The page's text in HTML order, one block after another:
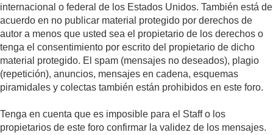
internacional o federal de los Estados Unidos. También está de
acuerdo en no publicar material protegido por derechos de
autor a menos que usted sea el propietario de los derechos o
tenga el consentimiento por escrito del propietario de dicho
material protegido. El spam (mensajes no deseados), plagio
(repetición), anuncios, mensajes en cadena, esquemas
piramidales y colectas también están prohibidos en este foro.
Tenga en cuenta que es imposible para el Staff o los
propietarios de este foro confirmar la validez de los mensajes.